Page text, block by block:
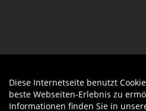
Diese Internetseite benutzt
beste Webseiten-Erlebnis zu
Informationen finden Sie in